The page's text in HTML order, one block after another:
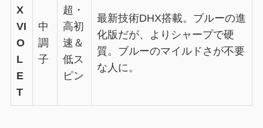
X
VI
O
L
E
T
中
調
子
超・
高初
速＆
低ス
ピン
最新技術DHX搭載。ブルーの進
化版だが、よりシャープで硬
質。ブルーのマイルドさが不要
な人に。